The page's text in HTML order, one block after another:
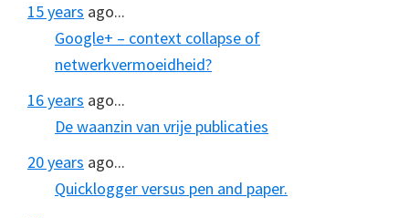
15 years ago...
Google+ – context collapse of
netwerkvermoeidheid?
16 years ago...
De waanzin van vrije publicaties
20 years ago...
Quicklogger versus pen and paper.